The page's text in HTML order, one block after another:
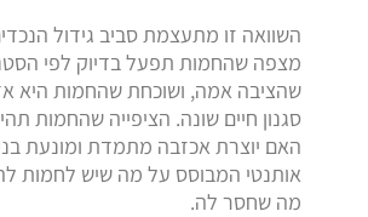
השוואה זו מתעצמת סביב גידול
מצפה שהחמות תפעל בדיוק לפי
שהציבה אמה, ושוכחת שהחמות היא
סגנון חיים שונה. הציפייה שהחמות
האם יוצרת אכזבה מתמדת ומונעת
אותנטי המבוסס על מה שיש לחמות
מה שחסר לה.